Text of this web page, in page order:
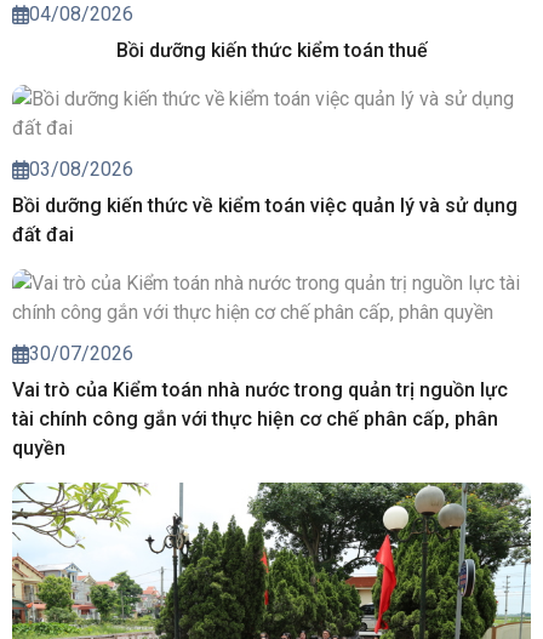
04/08/2026
Bồi dưỡng kiến thức kiểm toán thuế
03/08/2026
Bồi dưỡng kiến thức về kiểm toán việc quản lý và sử dụng
đất đai
30/07/2026
Vai trò của Kiểm toán nhà nước trong quản trị nguồn lực
tài chính công gắn với thực hiện cơ chế phân cấp, phân
quyền